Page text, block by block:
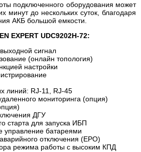
подключенного оборудования может
минут до нескольких суток, благодаря
АКБ большой емкости.
EXPERT UDC9202H-72:
сигнал
(онлайн топология)
настройки
линий: RJ-11, RJ-45
мониторинга (опция)
ДГУ
старта для запуска ИБП
управление батареями
отключения (EPO)
режима работы с высоким КПД